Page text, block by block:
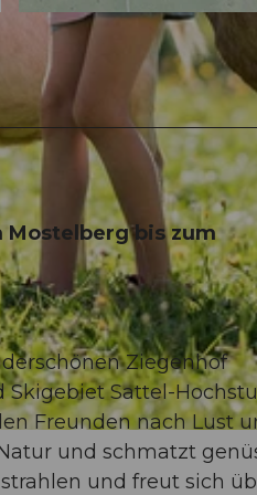
© Erlebnisregion Mythen, Schwyzer Wanderwege
Mostelberg bis zum
Ziegenhof
Skigebiet Sattel-
Freunden nach Lust
und schmatzt
und freut sich